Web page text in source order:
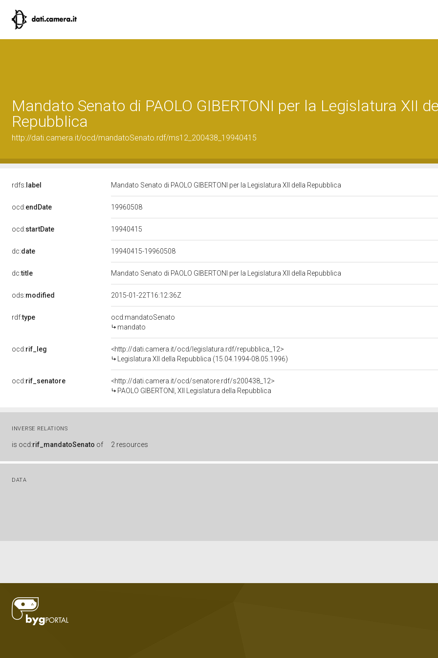
Mandato Senato di PAOLO GIBERTONI per la Legislatura XII
Repubblica
http://dati.camera.it/ocd/mandatoSenato.rdf/ms12_200438_19940415
rdfs: label Mandato Senato di PAOLO GIBERTONI per la Legislatura XII della Repubblica
ocd:endDate 19960508
ocd:startDate 19940415
dc:date 19940415-19960508
dc:title Mandato Senato di PAOLO GIBERTONI per la Legislatura XII della Repubblica
ods:modified 2015-01-22T16:12:36Z
rdf:type
ocd:mandatoSenato
mandato
ocd:rif_leg
<http://dati.camera.it/ocd/legislatura.rdf/repubblica_12>
Legislatura XII della Repubblica (15.04.1994-08.05.1996)
ocd:rif_senatore
<http://dati.camera.it/ocd/senatore.rdf/s200438_12>
PAOLO GIBERTONI, XII Legislatura della Repubblica
INVERSE RELATIONS
is ocd:rif_mandatoSenato of 2 resources
DATA